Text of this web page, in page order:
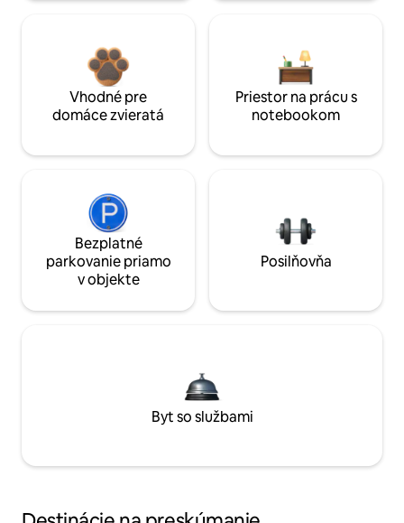
Vhodné pre
domáce zvieratá
Priestor na prácu s
notebookom
Bezplatné
parkovanie priamo
v objekte
Posilňovňa
Byt so službami